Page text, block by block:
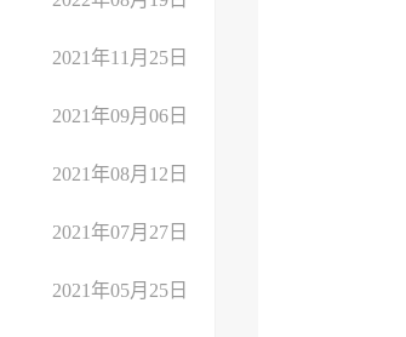
2021年11月25日
2021年09月06日
2021年08月12日
2021年07月27日
2021年05月25日